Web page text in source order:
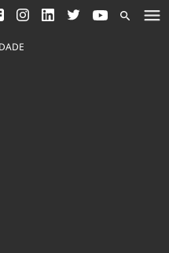
Saneamento
Indicadores